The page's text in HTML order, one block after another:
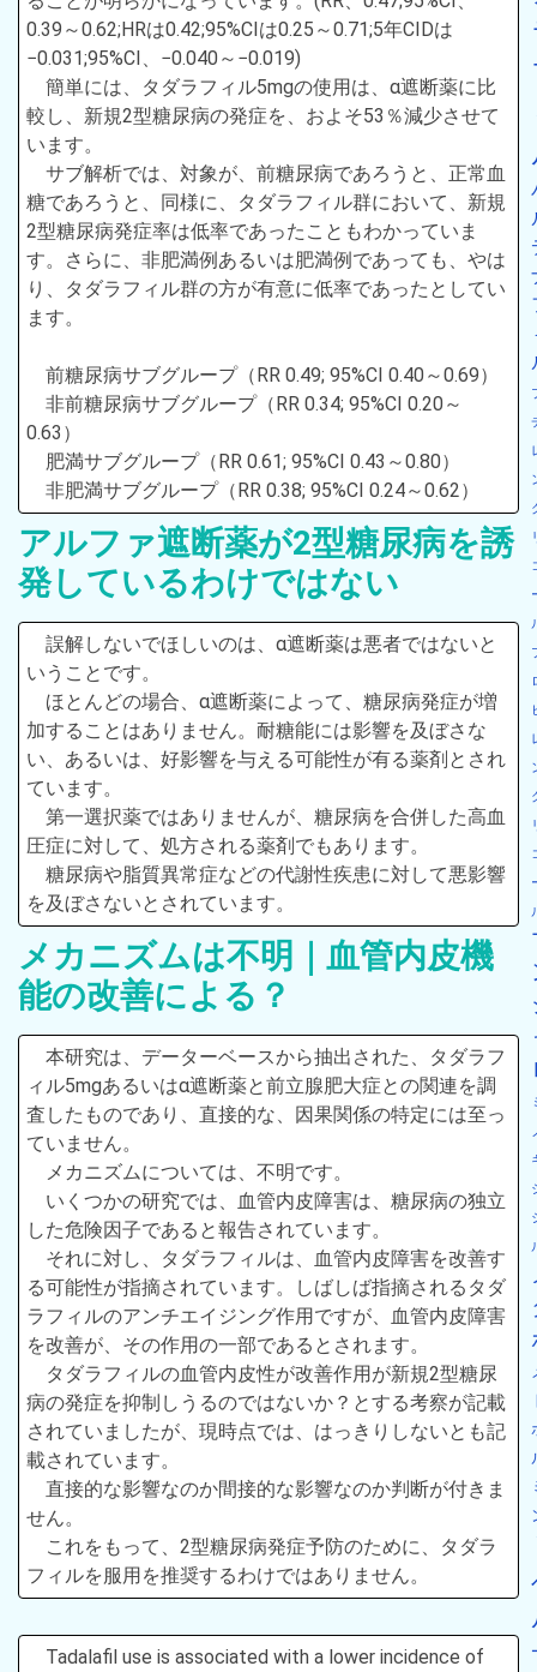
0.39～0.62;HRは0.42;95%CIは0.25～0.71;5年CIDは
−0.031;95%CI、−0.040～−0.019)
簡単には、タダラフィル5mgの使用は、α遮断薬に比
較し、新規2型糖尿病の発症を、およそ53％減少させて
います。
サブ解析では、対象が、前糖尿病であろうと、正常血
糖であろうと、同様に、タダラフィル群において、新規
2型糖尿病発症率は低率であったこともわかっていま
す。さらに、非肥満例あるいは肥満例であっても、やは
り、タダラフィル群の方が有意に低率であったとしてい
ます。
前糖尿病サブグループ（RR 0.49; 95%CI 0.40～0.69）
非前糖尿病サブグループ（RR 0.34; 95%CI 0.20～
0.63）
肥満サブグループ（RR 0.61; 95%CI 0.43～0.80）
非肥満サブグループ（RR 0.38; 95%CI 0.24～0.62）
アルファ遮断薬が2型糖尿病を誘
発しているわけではない
誤解しないでほしいのは、α遮断薬は悪者ではないと
いうことです。
ほとんどの場合、α遮断薬によって、糖尿病発症が増
加することはありません。耐糖能には影響を及ぼさな
い、あるいは、好影響を与える可能性が有る薬剤とされ
ています。
第一選択薬ではありませんが、糖尿病を合併した高血
圧症に対して、処方される薬剤でもあります。
糖尿病や脂質異常症などの代謝性疾患に対して悪影響
を及ぼさないとされています。
メカニズムは不明｜血管内皮機
能の改善による？
本研究は、データーベースから抽出された、タダラフ
ィル5mgあるいはα遮断薬と前立腺肥大症との関連を調
査したものであり、直接的な、因果関係の特定には至っ
ていません。
メカニズムについては、不明です。
いくつかの研究では、血管内皮障害は、糖尿病の独立
した危険因子であると報告されています。
それに対し、タダラフィルは、血管内皮障害を改善す
る可能性が指摘されています。しばしば指摘されるタダ
ラフィルのアンチエイジング作用ですが、血管内皮障害
を改善が、その作用の一部であるとされます。
タダラフィルの血管内皮性が改善作用が新規2型糖尿
病の発症を抑制しうるのではないか？とする考察が記載
されていましたが、現時点では、はっきりしないとも記
載されています。
直接的な影響なのか間接的な影響なのか判断が付きま
せん。
これをもって、2型糖尿病発症予防のために、タダラ
フィルを服用を推奨するわけではありません。
Tadalafil use is associated with a lower incidence of